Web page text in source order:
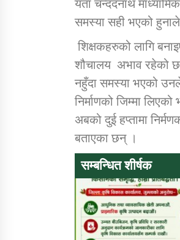
यता चन्ददनाथ
समस्या सही भएको
शिक्षकहरुको लागि
शौचालय अभाव रहेको छ
नहुँदा समस्या भएको
निर्माणको जिम्मा
अबको दुई हप्तामा
बताएका छन् ।
सम्बन्धित शीर्षक